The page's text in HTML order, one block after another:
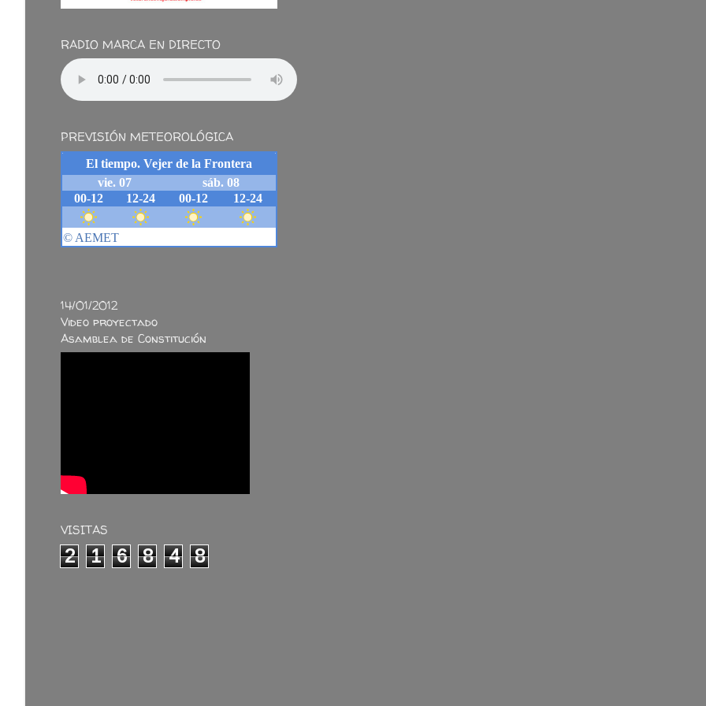
RADIO MARCA EN DIRECTO
PREVISIÓN METEOROLÓGICA
14/01/2012
Video proyectado
Asamblea de Constitución
VISITAS
2 1 6 8 4 8